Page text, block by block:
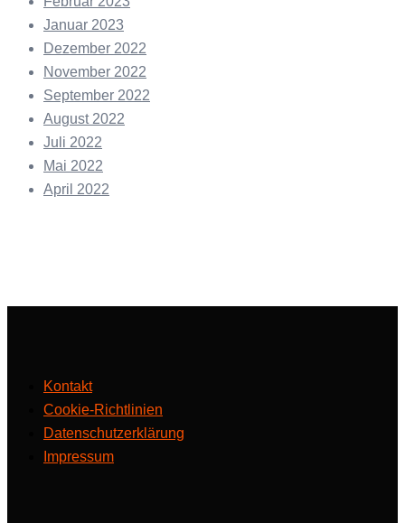
Januar 2023
Dezember 2022
November 2022
September 2022
August 2022
Juli 2022
Mai 2022
April 2022
Kontakt
Cookie-Richtlinien
Datenschutzerklärung
Impressum